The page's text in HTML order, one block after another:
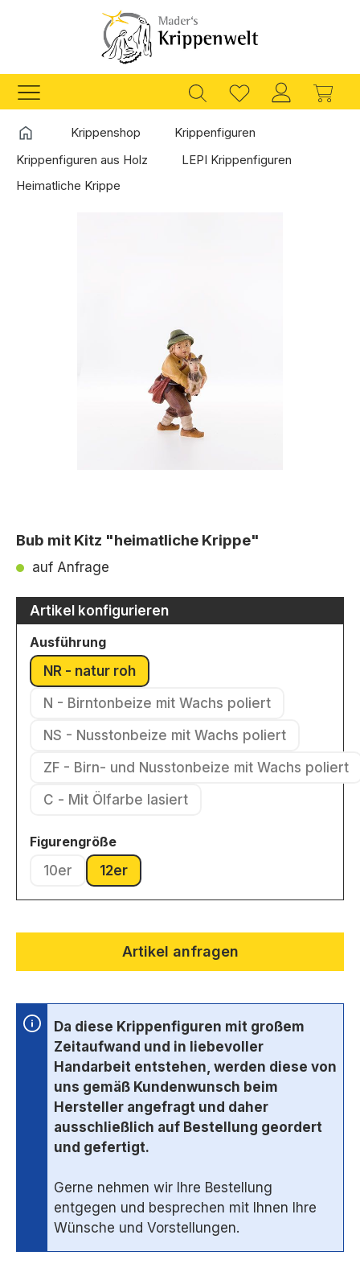
Zum Hauptinhalt springen
StartseiteKrippenshop
Krippenfiguren
Krippenfiguren aus Holz
LEPI Krippenfiguren
Heimatliche Krippe
Bub mit Kitz "heimatliche Krippe"
auf Anfrage
Artikel konfigurieren
Ausführungauswählen
NR - natur roh
(Diese Option ist zurzeit nicht verfügbar.)
N - Birntonbeize mit Wachs poliert
(Diese Option ist zurzeit nicht
NS - Nusstonbeize mit Wachs poliert
(Diese Option ist zurzeit nicht
ZF - Birn- und Nusstonbeize mit Wachs poliert
(Diese Option ist zurzeit
C - Mit Ölfarbe lasiert
(Diese Option ist zurzeit nicht verfügbar.)
Figurengrößeauswählen
10er
(Diese Option ist zurzeit nicht verfügbar.)
12er
(Diese Option ist zurzeit nicht verfügbar.)
Artikel anfragen
Da diese Krippenfiguren mit großem
Zeitaufwand und in liebevoller
Handarbeit entstehen, werden diese von
uns gemäß Kundenwunsch beim
Hersteller angefragt und daher
ausschließlich auf Bestellung geordert
und gefertigt.
Gerne nehmen wir Ihre Bestellung
entgegen und besprechen mit Ihnen Ihre
Wünsche und Vorstellungen.